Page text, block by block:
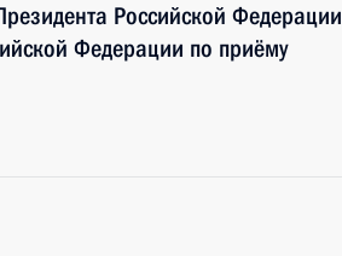
Российской Федерации
Федерации по приёму